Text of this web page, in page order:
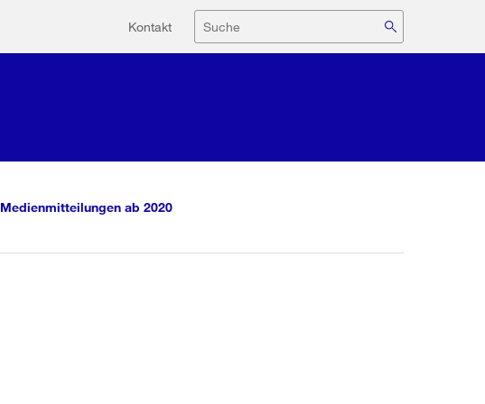
Hilfsnavigation
Kontakt Suche
Medienmitteilungen ab 2020